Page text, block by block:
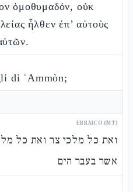
ὁμοθυμαδόν, οὐκ
ἦλθεν ἐπ’ αὐτοὺς
di ʿAmmòn;
EBRAICO (MT)
ואת כל מלכי צר ואת כל
אשר בעבר הים